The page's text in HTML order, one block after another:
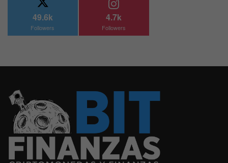
49.6k
Followers
4.7k
Followers